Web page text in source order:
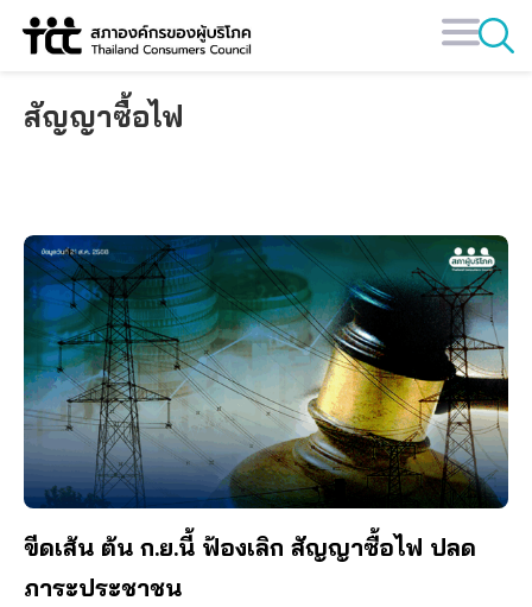
Skip
สัญญาซื้อไฟ
ขีดเส้น ต้น ก.ย.นี้ ฟ้องเลิก สัญญาซื้อไฟ ปลด
ภาระประชาชน